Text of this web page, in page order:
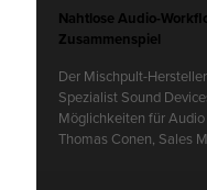
Nahtlose Audio-
Zusammenspiel
Der Mischpult-
Spezialist Sound
Möglichkeiten für
Thomas Conen, Sales